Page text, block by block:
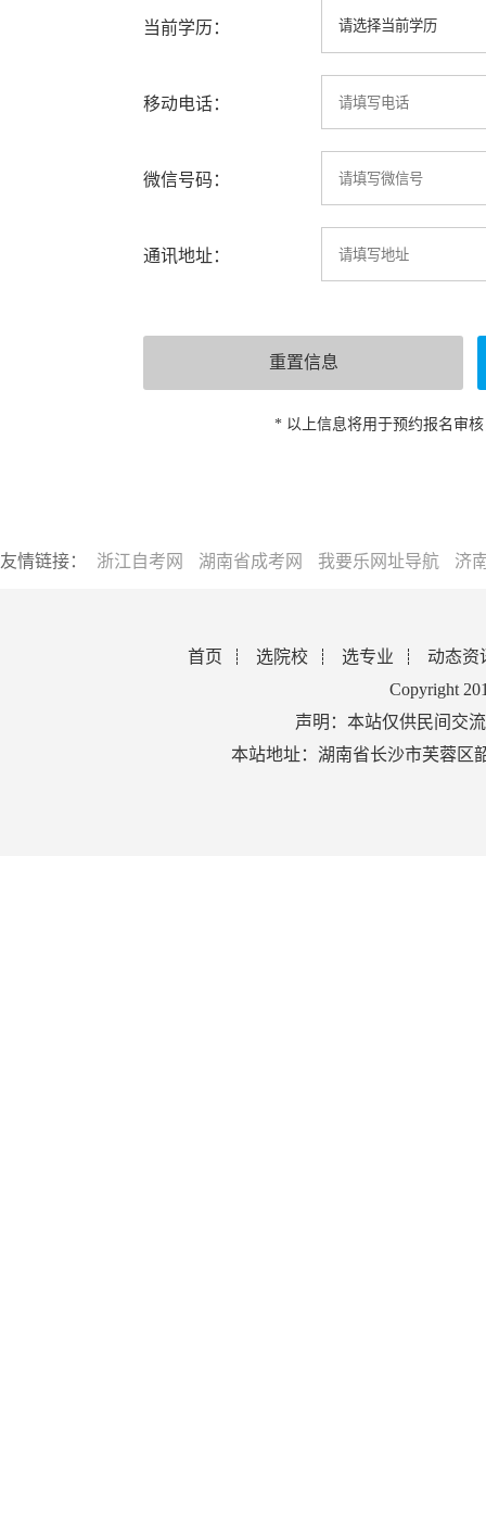
当前学历：
移动电话：
微信号码：
通讯地址：
* 以上信息将用于预约报名审
友情链接： 浙江自考网 湖南省成考网 我要乐网址导航 济
首页 选院校 选专业
动态资
Copyright
声明：本站仅供民间交
本站地址：湖南省长沙市芙蓉区